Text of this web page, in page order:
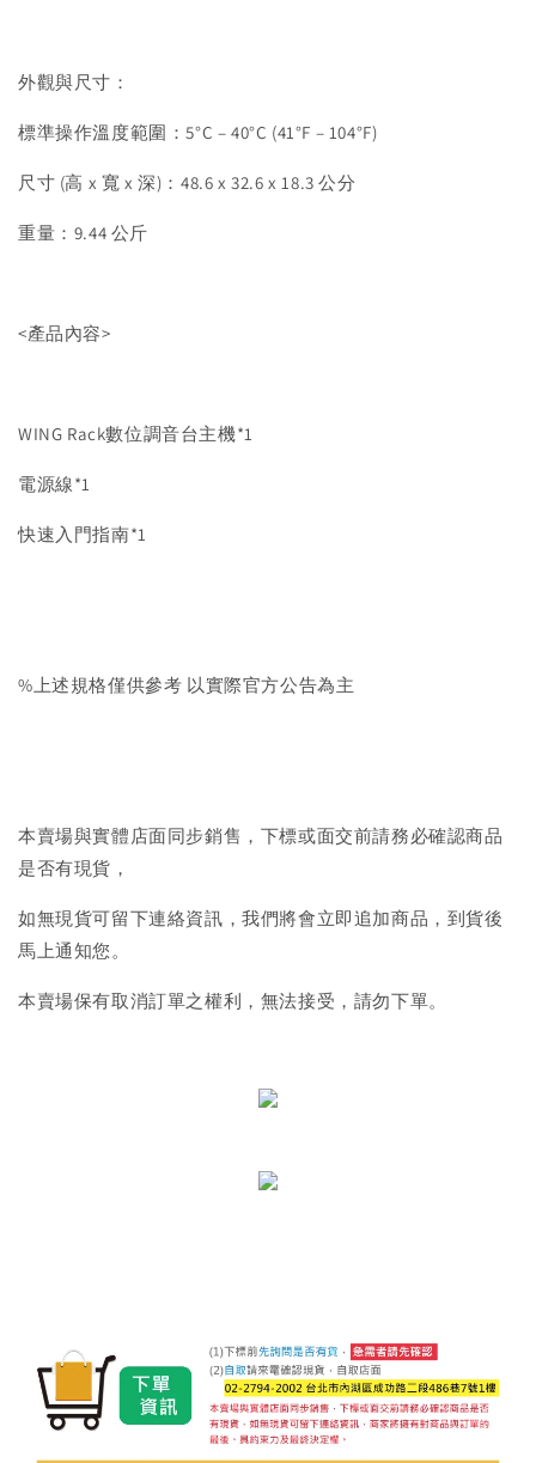
外觀與尺寸：
標準操作溫度範圍：5°C – 40°C (41°F – 104°F)
尺寸 (高 x 寬 x 深)：48.6 x 32.6 x 18.3 公分
重量：9.44 公斤
<產品內容>
WING Rack數位調音台主機*1
電源線*1
快速入門指南*1
%上述規格僅供參考 以實際官方公告為主
本賣場與實體店面同步銷售，下標或面交前請務必確認商品
是否有現貨，
如無現貨可留下連絡資訊，我們將會立即追加商品，到貨後
馬上通知您。
本賣場保有取消訂單之權利，無法接受，請勿下單。